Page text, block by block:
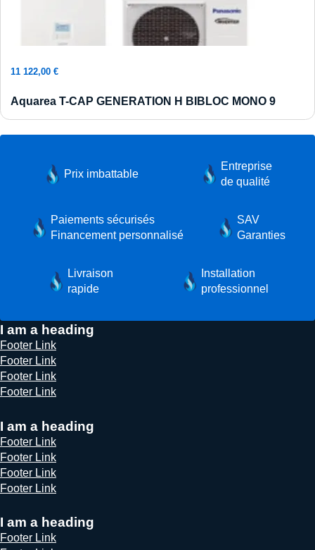
11 122,00 €
Aquarea T-CAP GENERATION H BIBLOC MONO 9
Prix imbattable
Entreprise
de qualité
Paiements sécurisés
Financement personnalisé
SAV
Garanties
Livraison
rapide
Installation
professionnel
I am a heading
Footer Link
Footer Link
Footer Link
Footer Link
I am a heading
Footer Link
Footer Link
Footer Link
Footer Link
I am a heading
Footer Link